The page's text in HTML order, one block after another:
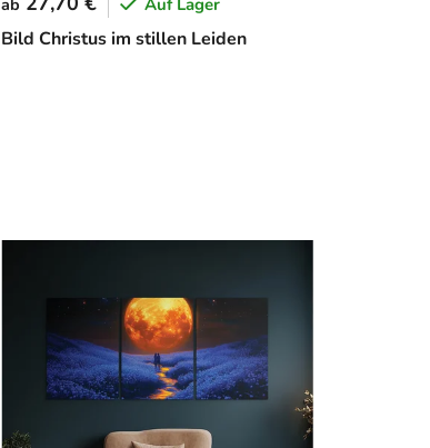
Bild Christus im stillen Leiden
ab